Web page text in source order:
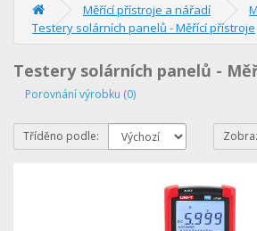
Měřící přístroje a nářadí
Testery solárních panelů - Měřící přístroje
Testery solárních panelů -
Porovnání výrobku (0)
Tříděno podle: